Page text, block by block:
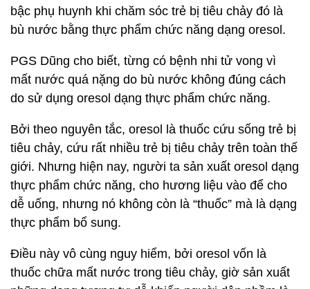
bậc phụ huynh khi chăm sóc trẻ bị tiêu chảy đó là
bù nước bằng thực phẩm chức năng dạng oresol.
PGS Dũng cho biết, từng có bệnh nhi tử vong vì
mất nước quá nặng do bù nước không đúng cách
do sử dụng oresol dạng thực phẩm chức năng.
Bởi theo nguyên tắc, oresol là thuốc cứu sống trẻ bị
tiêu chảy, cứu rất nhiều trẻ bị tiêu chảy trên toàn thế
giới. Nhưng hiện nay, người ta sản xuất oresol dạng
thực phẩm chức năng, cho hương liệu vào để cho
dễ uống, nhưng nó không còn là “thuốc” mà là dạng
thực phẩm bổ sung.
Điều này vô cùng nguy hiểm, bởi oresol vốn là
thuốc chữa mất nước trong tiêu chảy, giờ sản xuất